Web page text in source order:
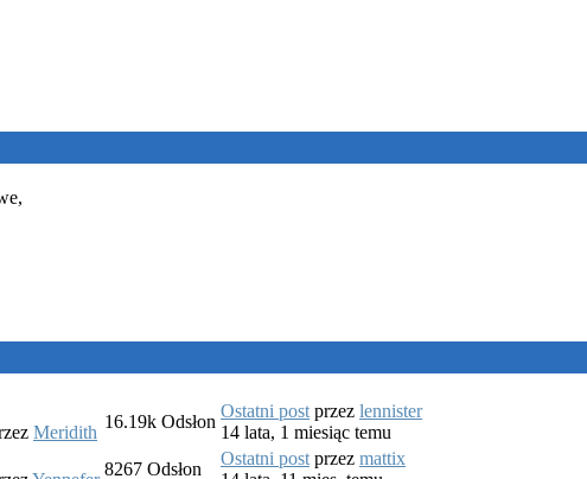
Meridith
16.19k Odsłon
Ostatni post przez lennister
14 lata, 1 miesiąc temu
8267 Odsłon
Ostatni post przez mattix